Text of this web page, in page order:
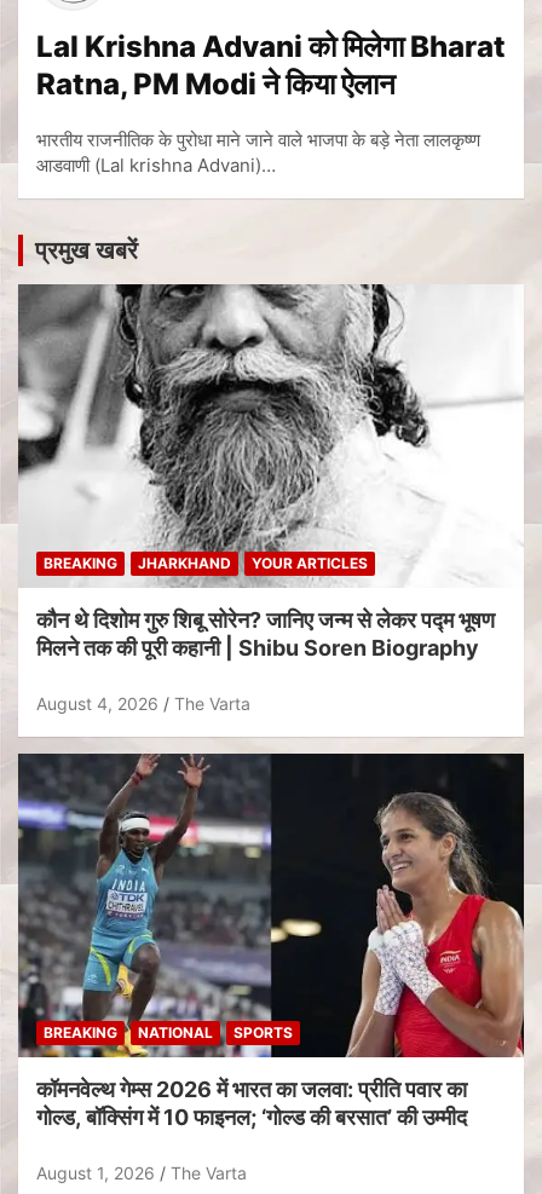
Lal Krishna Advani को मिलेगा Bharat
Ratna, PM Modi ने किया ऐलान
भारतीय राजनीतिक के पुरोधा माने जाने वाले भाजपा के बड़े नेता लालकृष्ण
आडवाणी (Lal krishna Advani)…
प्रमुख खबरें
BREAKING JHARKHAND YOUR ARTICLES
कौन थे दिशोम गुरु शिबू सोरेन? जानिए जन्म से लेकर पद्म भूषण
मिलने तक की पूरी कहानी | Shibu Soren Biography
August 4, 2026 The Varta
BREAKING NATIONAL SPORTS
कॉमनवेल्थ गेम्स 2026 में भारत का जलवा: प्रीति पवार का
गोल्ड, बॉक्सिंग में 10 फाइनल; ‘गोल्ड की बरसात’ की उम्मीद
August 1, 2026 The Varta